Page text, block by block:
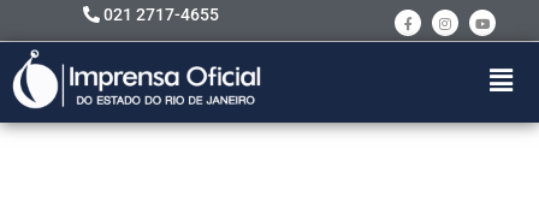
021 2717-4655